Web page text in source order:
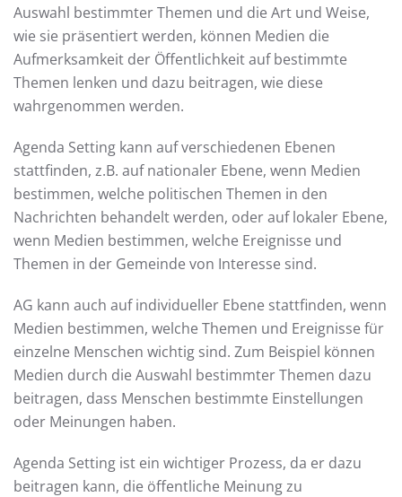
Auswahl bestimmter Themen und die Art und Weise,
wie sie präsentiert werden, können Medien die
Aufmerksamkeit der Öffentlichkeit auf bestimmte
Themen lenken und dazu beitragen, wie diese
wahrgenommen werden.
Agenda Setting kann auf verschiedenen Ebenen
stattfinden, z.B. auf nationaler Ebene, wenn Medien
bestimmen, welche politischen Themen in den
Nachrichten behandelt werden, oder auf lokaler Ebene,
wenn Medien bestimmen, welche Ereignisse und
Themen in der Gemeinde von Interesse sind.
AG kann auch auf individueller Ebene stattfinden, wenn
Medien bestimmen, welche Themen und Ereignisse für
einzelne Menschen wichtig sind. Zum Beispiel können
Medien durch die Auswahl bestimmter Themen dazu
beitragen, dass Menschen bestimmte Einstellungen
oder Meinungen haben.
Agenda Setting ist ein wichtiger Prozess, da er dazu
beitragen kann, die öffentliche Meinung zu